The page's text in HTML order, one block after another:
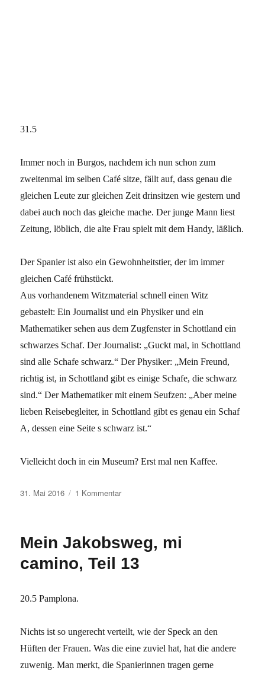
31.5
Immer noch in Burgos, nachdem ich nun schon zum
zweitenmal im selben Café sitze, fällt auf, dass genau die
gleichen Leute zur gleichen Zeit drinsitzen wie gestern und
dabei auch noch das gleiche mache. Der junge Mann liest
Zeitung, löblich, die alte Frau spielt mit dem Handy, läßlich.
Der Spanier ist also ein Gewohnheitstier, der im immer
gleichen Café frühstückt.
Aus vorhandenem Witzmaterial schnell einen Witz
gebastelt: Ein Journalist und ein Physiker und ein
Mathematiker sehen aus dem Zugfenster in Schottland ein
schwarzes Schaf. Der Journalist: „Guckt mal, in Schottland
sind alle Schafe schwarz.“ Der Physiker: „Mein Freund,
richtig ist, in Schottland gibt es einige Schafe, die schwarz
sind.“ Der Mathematiker mit einem Seufzen: „Aber meine
lieben Reisebegleiter, in Schottland gibt es genau ein Schaf
A, dessen eine Seite s schwarz ist.“
Vielleicht doch in ein Museum? Erst mal nen Kaffee.
Veröffentlicht
31. Mai 2016 1 Kommentarzu
Camino,
14
Mein Jakobsweg, mi
camino, Teil 13
20.5 Pamplona.
Nichts ist so ungerecht verteilt, wie der Speck an den
Hüften der Frauen. Was die eine zuviel hat, hat die andere
zuwenig. Man merkt, die Spanierinnen tragen gerne